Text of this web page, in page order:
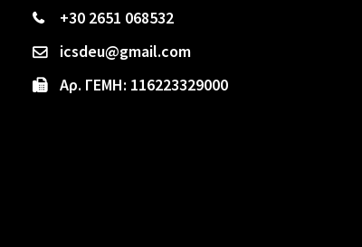
+30 2651 068532
icsdeu@gmail.com
Αρ. ΓΕΜΗ: 116223329000